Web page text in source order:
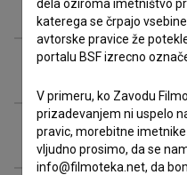
Filmografija
Glasba (10)
Nagrade in
dela oziroma imetništvo
katerega se črpajo
avtorske pravice že
portalu BSF izrecno
V primeru, ko Zavodu
prizadevanjem ni uspelo
pravic, morebitne
vljudno prosimo, da se
info@filmoteka.net, da